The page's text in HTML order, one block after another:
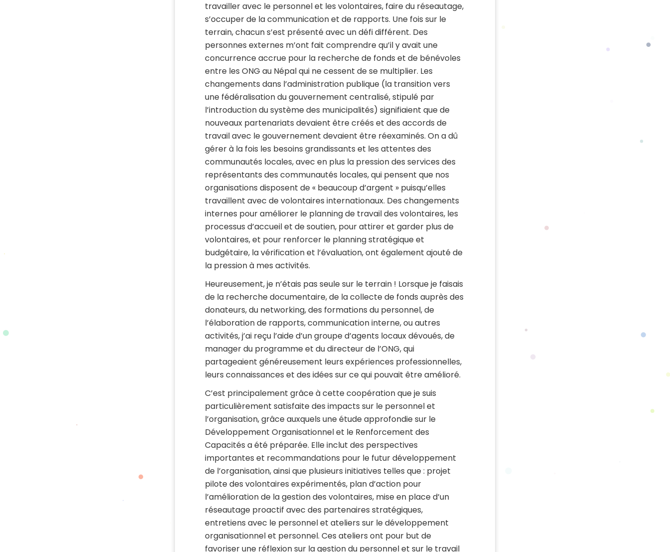
travailler avec le personnel et les volontaires, faire du réseautage,
s’occuper de la communication et de rapports. Une fois sur le
terrain, chacun s’est présenté avec un défi différent. Des
personnes externes m’ont fait comprendre qu’il y avait une
concurrence accrue pour la recherche de fonds et de bénévoles
entre les ONG au Népal qui ne cessent de se multiplier. Les
changements dans l’administration publique (la transition vers
une fédéralisation du gouvernement centralisé, stipulé par
l’introduction du système des municipalités) signifiaient que de
nouveaux partenariats devaient être créés et des accords de
travail avec le gouvernement devaient être réexaminés. On a dû
gérer à la fois les besoins grandissants et les attentes des
communautés locales, avec en plus la pression des services des
représentants des communautés locales, qui pensent que nos
organisations disposent de « beaucoup d’argent » puisqu’elles
travaillent avec de volontaires internationaux. Des changements
internes pour améliorer le planning de travail des volontaires, les
processus d’accueil et de soutien, pour attirer et garder plus de
volontaires, et pour renforcer le planning stratégique et
budgétaire, la vérification et l’évaluation, ont également ajouté de
la pression à mes activités.
Heureusement, je n’étais pas seule sur le terrain ! Lorsque je faisais
de la recherche documentaire, de la collecte de fonds auprès des
donateurs, du networking, des formations du personnel, de
l’élaboration de rapports, communication interne, ou autres
activités, j’ai reçu l’aide d’un groupe d’agents locaux dévoués, de
manager du programme et du directeur de l’ONG, qui
partageaient généreusement leurs expériences professionnelles,
leurs connaissances et des idées sur ce qui pouvait être amélioré.
C’est principalement grâce à cette coopération que je suis
particulièrement satisfaite des impacts sur le personnel et
l’organisation, grâce auxquels une étude approfondie sur le
Développement Organisationnel et le Renforcement des
Capacités a été préparée. Elle inclut des perspectives
importantes et recommandations pour le futur développement
de l’organisation, ainsi que plusieurs initiatives telles que : projet
pilote des volontaires expérimentés, plan d’action pour
l’amélioration de la gestion des volontaires, mise en place d’un
réseautage proactif avec des partenaires stratégiques,
entretiens avec le personnel et ateliers sur le développement
organisationnel et personnel. Ces ateliers ont pour but de
favoriser une réflexion sur la gestion du personnel et sur le travail